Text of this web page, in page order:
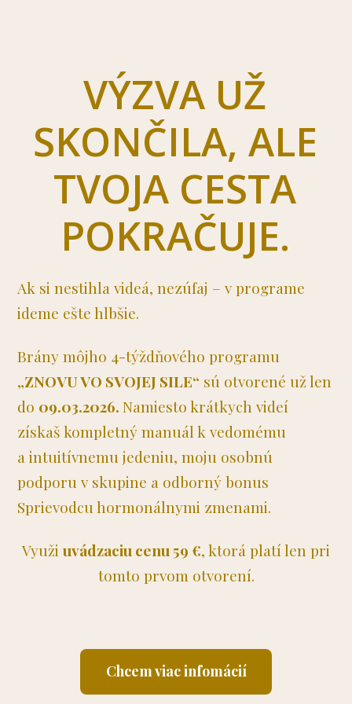
VÝZVA UŽ
SKONČILA, ALE
TVOJA CESTA
POKRAČUJE.
Ak si nestihla videá, nezúfaj – v programe
ideme ešte hlbšie.
Brány môjho 4-týždňového programu
„ZNOVU VO SVOJEJ SILE“ sú otvorené už len
do 09.03.2026.Namiesto krátkych videí
získaš kompletný manuál k vedomému
a intuitívnemu jedeniu, moju osobnú
podporu v skupine a odborný bonus
Sprievodcu hormonálnymi zmenami.
Využi uvádzaciu cenu 59 €, ktorá platí len pri
tomto prvom otvorení.
Chcem viac infomácií